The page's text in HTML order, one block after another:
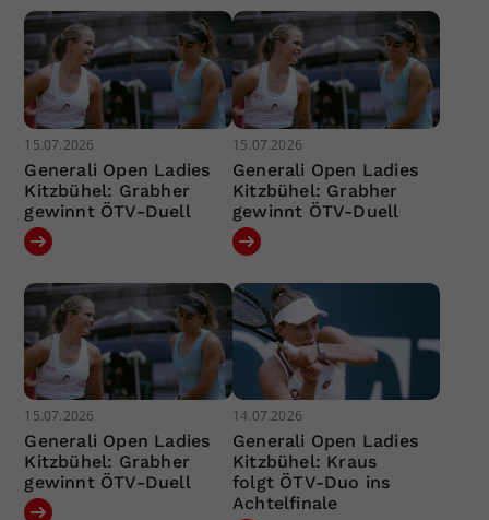
15.07.2026
Generali Open Ladies
Kitzbühel: Grabher
gewinnt ÖTV-Duell
15.07.2026
Generali Open Ladies
Kitzbühel: Grabher
gewinnt ÖTV-Duell
15.07.2026
Generali Open Ladies
Kitzbühel: Grabher
gewinnt ÖTV-Duell
14.07.2026
Generali Open Ladies
Kitzbühel: Kraus
folgt ÖTV-Duo ins
Achtelfinale